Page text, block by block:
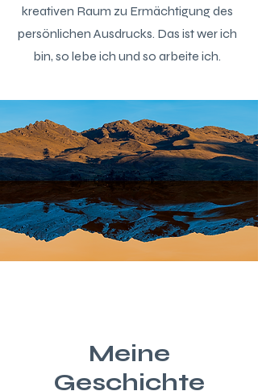
kreativen Raum zu Ermächtigung des
persönlichen Ausdrucks. Das ist wer ich
bin, so lebe ich und so arbeite ich.
Meine
Geschichte